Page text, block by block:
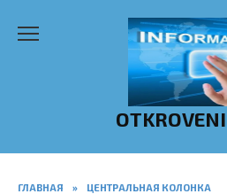
ГЛАВНАЯ » ЦЕНТРАЛЬНАЯ КОЛОНКА